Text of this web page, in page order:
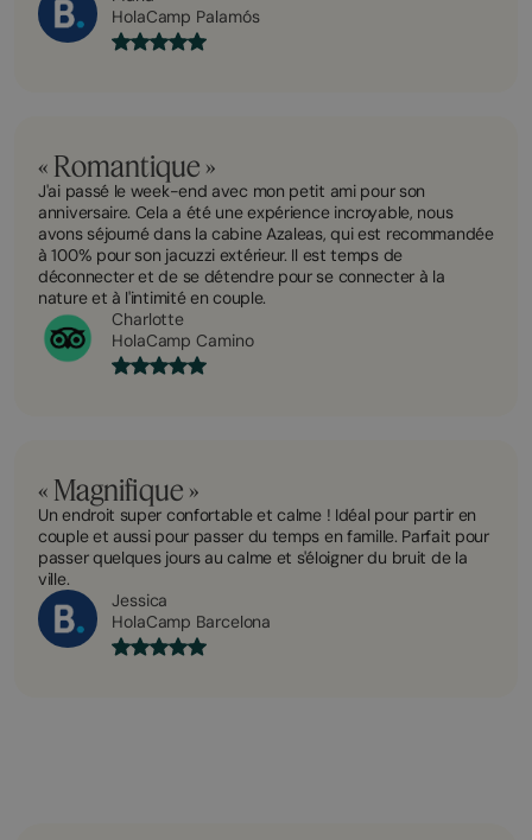
HolaCamp Palamós
« Romantique »
J'ai passé le week-end avec mon petit ami pour son
anniversaire. Cela a été une expérience incroyable, nous
avons séjourné dans la cabine Azaleas, qui est recommandée
à 100% pour son jacuzzi extérieur. Il est temps de
déconnecter et de se détendre pour se connecter à la
nature et à l'intimité en couple.
Charlotte
HolaCamp Camino
« Magnifique »
Un endroit super confortable et calme ! Idéal pour partir en
couple et aussi pour passer du temps en famille. Parfait pour
passer quelques jours au calme et s'éloigner du bruit de la
ville.
Jessica
HolaCamp Barcelona